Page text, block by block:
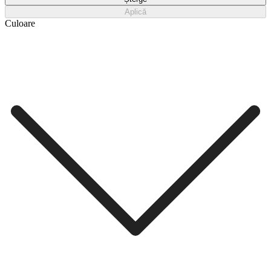
Aplică
Culoare